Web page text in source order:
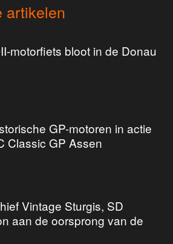
artikelen
motorfiets bloot in de Donau
GP-motoren in actie
Classic GP Assen
Vintage Sturgis, SD
aan de oorsprong van de